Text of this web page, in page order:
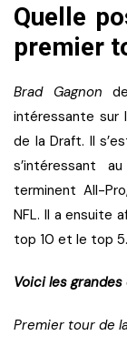
Quelle
premier
Brad Gagnon
intéressante sur
de la Draft. Il
s’intéressant
terminent All-
NFL. Il a ensuite
top 10 et le top 5.
Voici les
Premier tour de